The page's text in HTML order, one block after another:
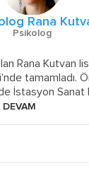
Rana
Psikolog
Rana Kutvan
tamamladı.
İstasyon Sanat
DEVAM